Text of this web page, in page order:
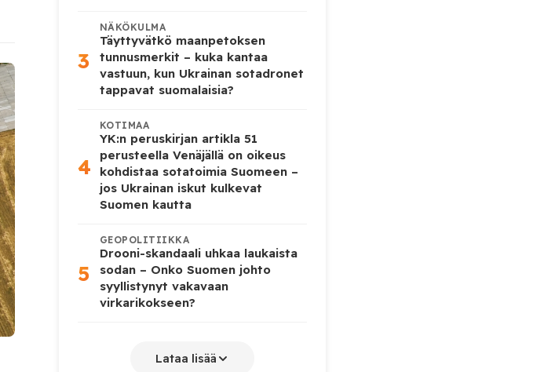
3
NÄKÖKULMA
Täyttyvätkö maanpetoksen
tunnusmerkit – kuka kantaa
vastuun, kun Ukrainan sotadronet
tappavat suomalaisia?
4
KOTIMAA
YK:n peruskirjan artikla 51
perusteella Venäjällä on oikeus
kohdistaa sotatoimia Suomeen –
jos Ukrainan iskut kulkevat
Suomen kautta
5
GEOPOLITIIKKA
Drooni-skandaali uhkaa laukaista
sodan – Onko Suomen johto
syyllistynyt vakavaan
virkarikokseen?
Lataa lisää